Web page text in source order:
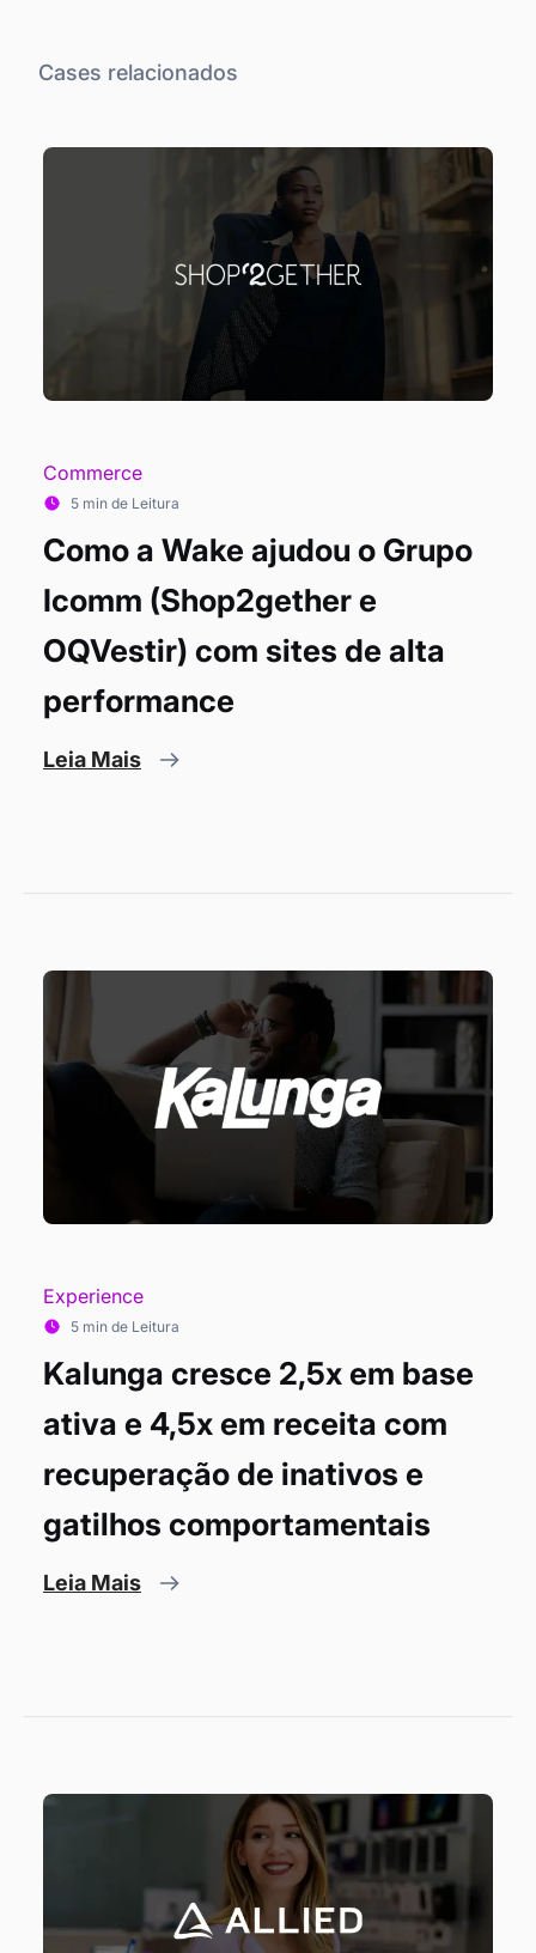
Cases relacionados
Commerce
5 min de Leitura
Como a Wake ajudou o Grupo
Icomm (Shop2gether e
OQVestir) com sites de alta
performance
Leia Mais
Experience
5 min de Leitura
Kalunga cresce 2,5x em base
ativa e 4,5x em receita com
recuperação de inativos e
gatilhos comportamentais
Leia Mais